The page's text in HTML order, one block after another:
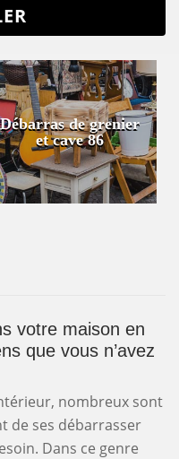
Débarras de grenier
et cave 86
votre maison en
que vous n’avez
nombreux sont
de ses débarrasser
Dans ce genre